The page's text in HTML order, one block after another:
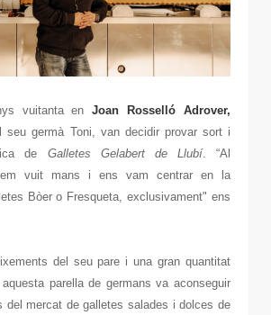
vuitanta enJoan Rosselló Adrover,
seu germà Toni, van decidir provar sort i
de Galletes Gelabert de Llubí. “Al
vuit mans i ens vam centrar en la
Bòer o Fresqueta, exclusivament" ens
del seu pare i una gran quantitat
parella de germans va aconseguir
del mercat de galletes salades i dolces de